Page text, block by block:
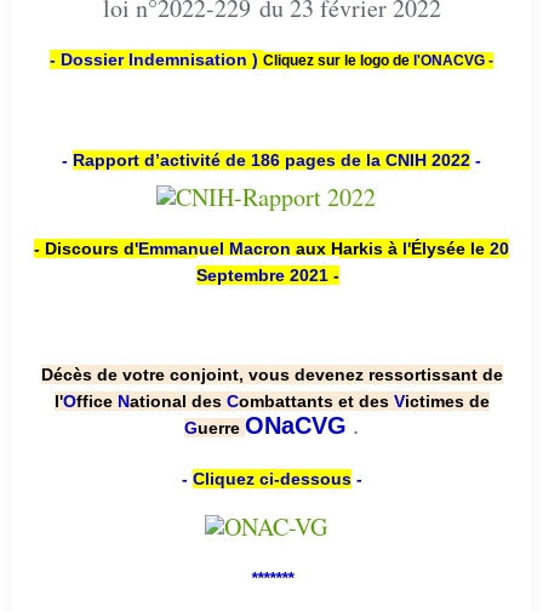
loi n°2022-229 du 23 février 2022
- Dossier Indemnisation ) Cliquez sur le logo de l'ONACVG -
- Rapport d’activité de 186 pages de la CNIH 2022 -
- Discours d'Emmanuel Macron aux Harkis à l'Élysée le 20
Septembre 2021 -
Décès de votre conjoint, vous devenez ressortissant de
l'Office National des Combattants et des Victimes de
Guerre ONaCVG .
- Cliquez ci-dessous-
*******